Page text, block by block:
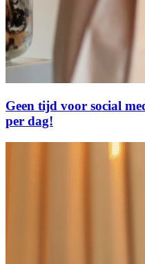
Geen tijd voor social
per dag!